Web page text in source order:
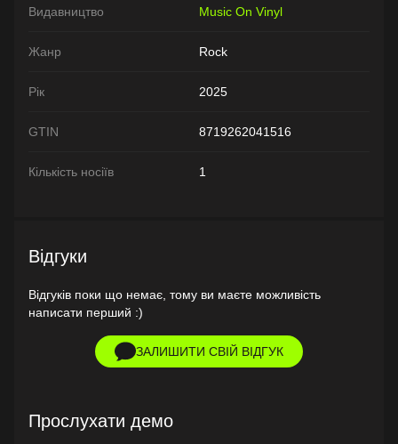
Видавництво Music On Vinyl
Жанр Rock
Рік 2025
GTIN 8719262041516
Кількість носіїв 1
Відгуки
Відгуків поки що немає, тому ви маєте можливість
написати перший :)
ЗАЛИШИТИ СВІЙ ВІДГУК
Прослухати демо